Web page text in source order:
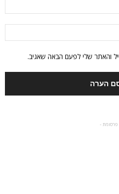
והאתר שלי לפעם הבאה שאגיב.
פרסומת -